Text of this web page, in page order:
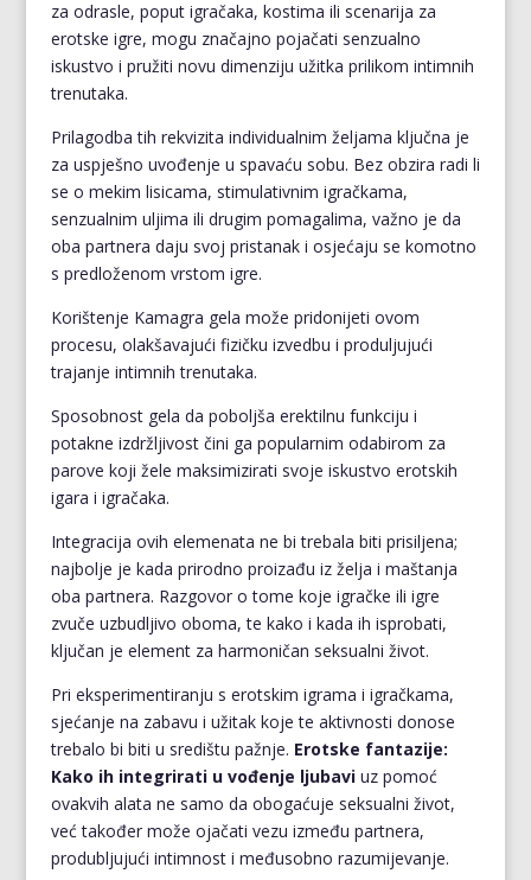
za odrasle, poput igračaka, kostima ili scenarija za
erotske igre, mogu značajno pojačati senzualno
iskustvo i pružiti novu dimenziju užitka prilikom intimnih
trenutaka.
Prilagodba tih rekvizita individualnim željama ključna je
za uspješno uvođenje u spavaću sobu. Bez obzira radi li
se o mekim lisicama, stimulativnim igračkama,
senzualnim uljima ili drugim pomagalima, važno je da
oba partnera daju svoj pristanak i osjećaju se komotno
s predloženom vrstom igre.
Korištenje Kamagra gela može pridonijeti ovom
procesu, olakšavajući fizičku izvedbu i produljujući
trajanje intimnih trenutaka.
Sposobnost gela da poboljša erektilnu funkciju i
potakne izdržljivost čini ga popularnim odabirom za
parove koji žele maksimizirati svoje iskustvo erotskih
igara i igračaka.
Integracija ovih elemenata ne bi trebala biti prisiljena;
najbolje je kada prirodno proizađu iz želja i maštanja
oba partnera. Razgovor o tome koje igračke ili igre
zvuče uzbudljivo oboma, te kako i kada ih isprobati,
ključan je element za harmoničan seksualni život.
Pri eksperimentiranju s erotskim igrama i igračkama,
sjećanje na zabavu i užitak koje te aktivnosti donose
trebalo bi biti u središtu pažnje. Erotske fantazije:
Kako ih integrirati u vođenje ljubaviuz pomoć
ovakvih alata ne samo da obogaćuje seksualni život,
već također može ojačati vezu između partnera,
produbljujući intimnost i međusobno razumijevanje.